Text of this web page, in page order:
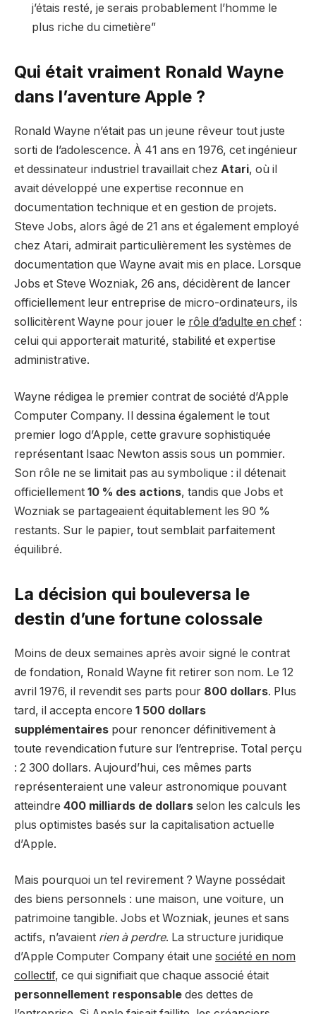
j’étais resté, je serais probablement l’homme le
plus riche du cimetière”
Qui était vraiment Ronald Wayne
dans l’aventure Apple ?
Ronald Wayne n’était pas un jeune rêveur tout juste
sorti de l’adolescence. À 41 ans en 1976, cet ingénieur
et dessinateur industriel travaillait chez Atari, où il
avait développé une expertise reconnue en
documentation technique et en gestion de projets.
Steve Jobs, alors âgé de 21 ans et également employé
chez Atari, admirait particulièrement les systèmes de
documentation que Wayne avait mis en place. Lorsque
Jobs et Steve Wozniak, 26 ans, décidèrent de lancer
officiellement leur entreprise de micro-ordinateurs, ils
sollicitèrent Wayne pour jouer le rôle d’adulte en chef :
celui qui apporterait maturité, stabilité et expertise
administrative.
Wayne rédigea le premier contrat de société d’Apple
Computer Company. Il dessina également le tout
premier logo d’Apple, cette gravure sophistiquée
représentant Isaac Newton assis sous un pommier.
Son rôle ne se limitait pas au symbolique : il détenait
officiellement 10 % des actions, tandis que Jobs et
Wozniak se partageaient équitablement les 90 %
restants. Sur le papier, tout semblait parfaitement
équilibré.
La décision qui bouleversa le
destin d’une fortune colossale
Moins de deux semaines après avoir signé le contrat
de fondation, Ronald Wayne fit retirer son nom. Le 12
avril 1976, il revendit ses parts pour 800 dollars. Plus
tard, il accepta encore 1 500 dollars
supplémentaires pour renoncer définitivement à
toute revendication future sur l’entreprise. Total perçu
: 2 300 dollars. Aujourd’hui, ces mêmes parts
représenteraient une valeur astronomique pouvant
atteindre 400 milliards de dollars selon les calculs les
plus optimistes basés sur la capitalisation actuelle
d’Apple.
Mais pourquoi un tel revirement ? Wayne possédait
des biens personnels : une maison, une voiture, un
patrimoine tangible. Jobs et Wozniak, jeunes et sans
actifs, n’avaient rien à perdre. La structure juridique
d’Apple Computer Company était une société en nom
collectif, ce qui signifiait que chaque associé était
personnellement responsable des dettes de